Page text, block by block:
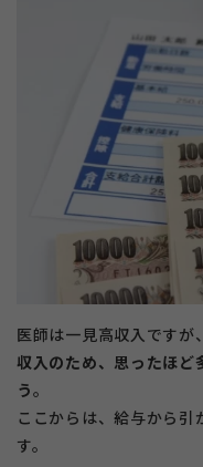
医師は一見高収入ですが、
収入のため、思ったほど
う。
ここからは、給与から
す。